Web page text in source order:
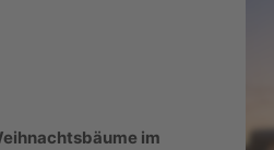
im